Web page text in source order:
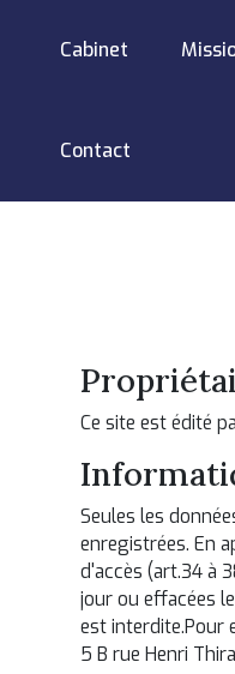
Cabinet
Contact
Ce site est édité
Seules les
enregistrées. En
d'accès (art.34 à
jour ou effacées
est interdite.Pour
5 B rue Henri